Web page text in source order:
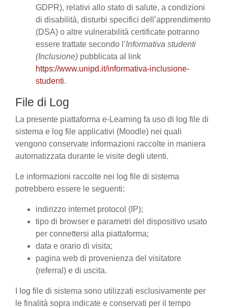
GDPR), relativi allo stato di salute, a condizioni
di disabilità, disturbi specifici dell’apprendimento
(DSA) o altre vulnerabilità certificate potranno
essere trattate secondo l’Informativa studenti
(Inclusione) pubblicata al link
https://www.unipd.it/informativa-inclusione-
studenti.
File di Log
La presente piattaforma e-Learning fa uso di log file di
sistema e log file applicativi (Moodle) nei quali
vengono conservate informazioni raccolte in maniera
automatizzata durante le visite degli utenti.
Le informazioni raccolte nei log file di sistema
potrebbero essere le seguenti:
indirizzo internet protocol (IP);
tipo di browser e parametri del dispositivo usato
per connettersi alla piattaforma;
data e orario di visita;
pagina web di provenienza del visitatore
(referral) e di uscita.
I log file di sistema sono utilizzati esclusivamente per
le finalità sopra indicate e conservati per il tempo